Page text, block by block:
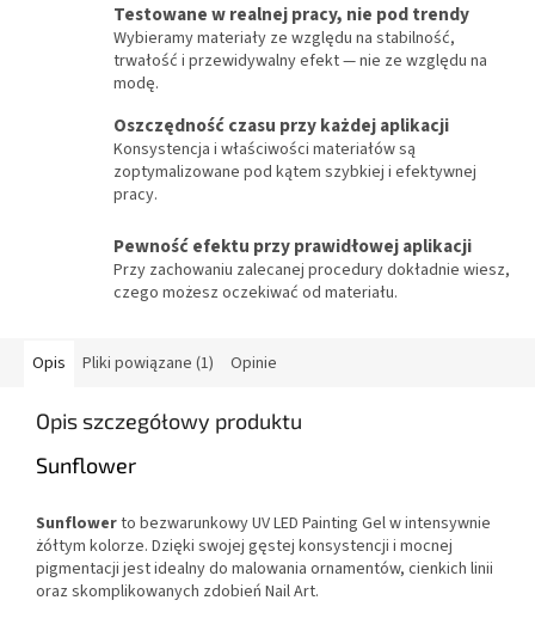
Testowane w realnej pracy, nie pod trendy
Wybieramy materiały ze względu na stabilność,
trwałość i przewidywalny efekt — nie ze względu na
modę.
Oszczędność czasu przy każdej aplikacji
Konsystencja i właściwości materiałów są
zoptymalizowane pod kątem szybkiej i efektywnej
pracy.
Pewność efektu przy prawidłowej aplikacji
Przy zachowaniu zalecanej procedury dokładnie wiesz,
czego możesz oczekiwać od materiału.
Opis Pliki powiązane (1) Opinie
Opis szczegółowy produktu
Sunflower
Sunflowerto bezwarunkowy UV LED Painting Gel w intensywnie
żółtym kolorze. Dzięki swojej gęstej konsystencji i mocnej
pigmentacji jest idealny do malowania ornamentów, cienkich linii
oraz skomplikowanych zdobień Nail Art.